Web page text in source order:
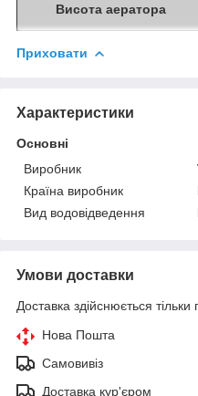
Висота аератора
Приховати
Характеристики
Основні
Виробник
Країна виробник
Вид водовідведення
Умови доставки
Доставка здійснюється тільки
Нова Пошта
Самовивіз
Доставка кур'єром